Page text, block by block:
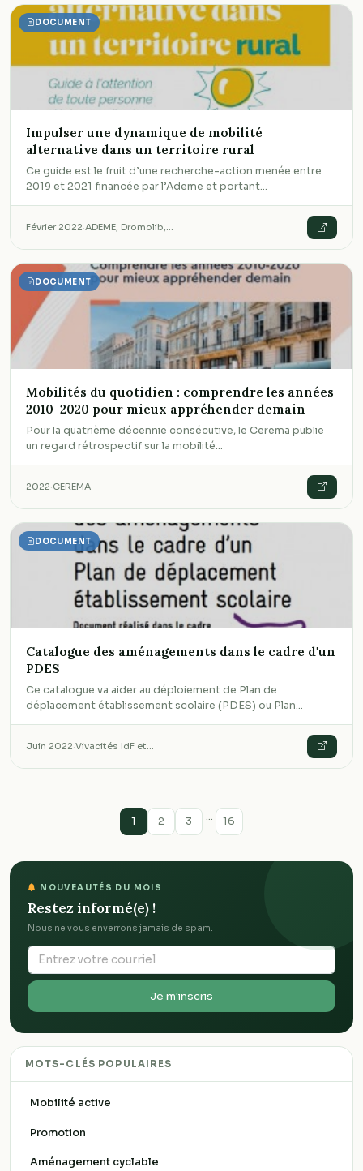
NOUVEAUTÉS DU MOIS
Restez informé(e) !
Nous ne vous enverrons jamais de spam.
Je m'inscris
MOTS-CLÉS POPULAIRES
Mobilité active
Promotion
Aménagement cyclable
DOCUMENT
Impulser une dynamique de mobilité
alternative dans un territoire rural
Ce guide est le fruit d’une recherche-action menée entre
2019 et 2021 financée par l’Ademe et portant…
Février 2022·ADEME, Dromolib,…
DOCUMENT
Mobilités du quotidien : comprendre les années
2010-2020 pour mieux appréhender demain
Pour la quatrième décennie consécutive, le Cerema publie
un regard rétrospectif sur la mobilité…
2022·CEREMA
DOCUMENT
Catalogue des aménagements dans le cadre d'un
PDES
Ce catalogue va aider au déploiement de Plan de
déplacement établissement scolaire (PDES) ou Plan…
Juin 2022·Vivacités IdF et…
1 2 3 … 16